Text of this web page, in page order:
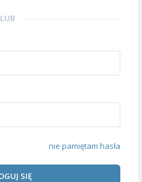
LUB
nie pamiętam hasła
SIĘ